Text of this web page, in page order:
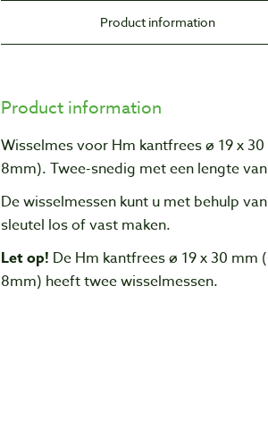
Product information
Product information
Wisselmes voor Hm kantfrees ø 19 x
8mm). Twee-snedig met een lengte
De wisselmessen kunt u met behulp
sleutel los of vast maken.
Let op! De Hm kantfrees ø 19 x 30 mm
8mm) heeft twee wisselmessen.